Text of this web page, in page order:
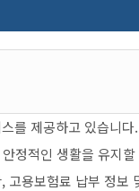
를 제공하고 있습니다.
정적인 생활을 유지
고용보험료 납부 정보